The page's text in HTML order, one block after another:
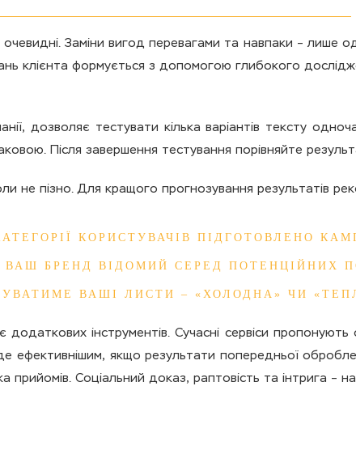
Заміни вигод перевагами та навпаки – лише
клієнта формується з допомогою глибокого
дозволяє тестувати кілька варіантів тексту
Після завершення тестування порівняйте
не пізно. Для кращого прогнозування результатів
КОРИСТУВАЧІВ ПІДГОТОВЛЕНО
ВАШ БРЕНД ВІДОМИЙ СЕРЕД ПОТЕНЦІЙНИХ
ВАШІ ЛИСТИ – «ХОЛОДНА» ЧИ
додаткових інструментів. Сучасні сервіси
ефективнішим, якщо результати попередньої
прийомів. Соціальний доказ, раптовість та інтрига –